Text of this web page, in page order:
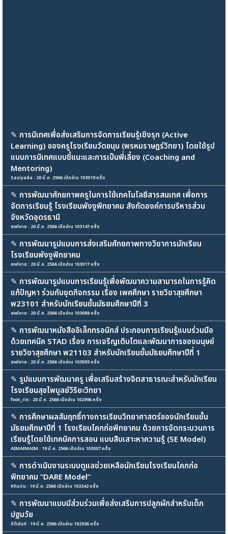
✎ การนิเทศเพื่อส่งเสริมการจัดการเรียนรู้เชิงรุก (Active
Learning) ของครูโรงเรียนวัดขนุน (พรหมราษฎร์วิทยา) โดยใช้รูป
แบบการนิเทศแบบชี้แนะและการเป็นพี่เลี้ยง (Coaching and
Mentoring)
Sasiyada : 20 มี.ค. 2566 เปิดอ่าน 103019 ครั้ง
✎ การพัฒนาศักยภาพครูในการใช้เทคโนโลยีสารสนเทศ เพื่อการ
จัดการเรียนรู้ โรงเรียนพังงูพิทยาคม สังกัดองค์การบริหารส่วน
จังหวัดอุดรธานี
องค์ชาย : 20 มี.ค. 2566 เปิดอ่าน 103147 ครั้ง
✎ การพัฒนารูปแบบการส่งเสริมศักยภาพทางวิชาการนักเรียน
โรงเรียนพังงูพิทยาคม
องค์ชาย : 20 มี.ค. 2566 เปิดอ่าน 103017 ครั้ง
✎ การพัฒนารูปแบบการเรียนรู้เพื่อพัฒนาความสามารถในการรู้คิด
แก้ปัญหา ร่วมกับชุดกิจกรรม เรื่อง เพศศึกษา รายวิชาสุขศึกษา
พ23101 สำหรับนักเรียนชั้นมัธยมศึกษาปีที่ 3
องค์ชาย : 20 มี.ค. 2566 เปิดอ่าน 103088 ครั้ง
✎ การพัฒนาหนังสืออิเล็กทรอนิกส์ ประกอบการเรียนรู้แบบร่วมมือ
ด้วยเทคนิค STAD เรื่อง การเจริญเติบโตและพัฒนาการของมนุษย์
รายวิชาสุขศึกษา พ21103 สำหรับนักเรียนชั้นมัธยมศึกษาปีที่ 1
องค์ชาย : 20 มี.ค. 2566 เปิดอ่าน 103093 ครั้ง
✎ รูปแบบการพัฒนาครู เพื่อเสริมสร้างจิตสาธารณะสำหรับนักเรียน
โรงเรียนสุขไพบูลย์วิริยะวิทยา
foon_rin : 20 มี.ค. 2566 เปิดอ่าน 102996 ครั้ง
✎ การศึกษาผลสัมฤทธิ์ทางการเรียนวิทยาศาสตร์ของนักเรียนชั้น
มัธยมศึกษาปีที่ 1 โรงเรียนโคกก่อพิทยาคม ด้วยการจัดกระบวนการ
เรียนรู้โดยใช้เทคนิคการสอน แบบสืบเสาะหาความรู้ (5E Model)
AIMAIMAIM : 19 มี.ค. 2566 เปิดอ่าน 103007 ครั้ง
✎ การดำเนินงานระบบดูแลช่วยเหลือนักเรียนโรงเรียนโคกก่อ
พิทยาคม “DARE Model”
KhuSu : 19 มี.ค. 2566 เปิดอ่าน 103342 ครั้ง
✎ การพัฒนาแบบมีส่วนร่วมเพื่อส่งเสริมการปลูกผักสำหรับเด็ก
ปฐมวัย
ภิตินันท์ : 19 มี.ค. 2566 เปิดอ่าน 102926 ครั้ง